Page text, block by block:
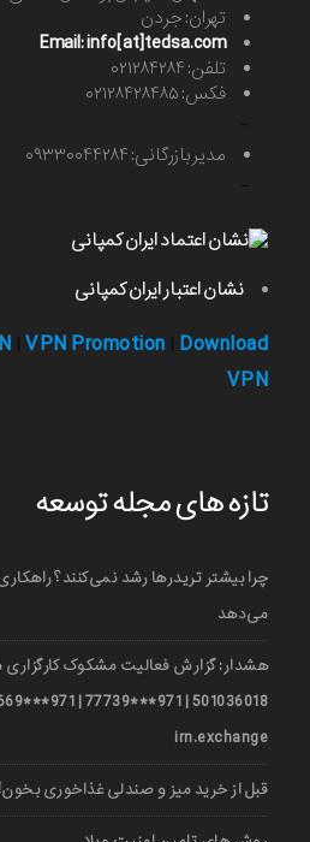
تهران: جردن
Email: info[at]tedsa.com
تلفن: ۰۲۱۲۸۴۲۸۴
فکس: ۰۲۱۲۸۴۲۸۴۸۵
مدیر بازرگانی: ۰۹۳۳۰۰۴۴۲۸۴
نشان اعتبار ایران کمپانی
VPN Promotion Download
VPN
تازه های مجله توسعه
می‌دهد
هشدار: گزارش فعالیت مشکوک کارگزاری
irn.exchange
قبل از خرید میز و صندلی غذاخوری